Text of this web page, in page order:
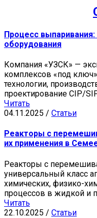
Процесс
оборудования
Компания «УЗСК» —
комплексов «под
технологии,
проектирование CIP/
Читать
04.11.2025 / Статьи
Реакторы с
их применения в
Реакторы с
универсальный класс
химических, физико-
процессов в жидкой и
Читать
22.10.2025 / Статьи